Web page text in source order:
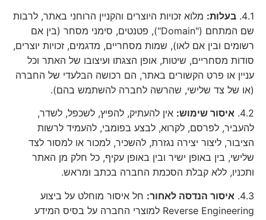
4.1. בעלות: מלוא זכויות היוצרים והקניין הרוחני באתר, לרבות
שם המתחם ("Domain"), פטנטים, סימני מסחר (בין אם
רשומים ובין אם לאו), שמות מסחריים, מדגמים, זכויות יוצרים,
סודות מסחריים, שיטות, אופן הצגתו ועיצובו של האתר וכל
עניין או פרט הקשורים באתר, הם רכושה הבלעדי של החברה
(או של צד שלישי, שהרשה לחברה להשתמש בהם).
4.2. איסור שימוש: אין להעתיק, להפיץ, לשכפל, לשדר,
להעביר, לפרסם, לקרוא, לבצע בפומבי, להעמיד לרשות
הציבור, ליצור יצירה נגזרת, להשכיר, למכור או למסור לצד
שלישי, בין באופן ישיר ובין באופן עקיף, כל חלק מן האתר
ותכניו, ללא קבלת הסכמת החברה בכתב ומראש.
4.3. איסור הנדסה לאחור: חל איסור מוחלט על ביצוע
Reverse Engineering למוצרי החברה על בסיס המידע